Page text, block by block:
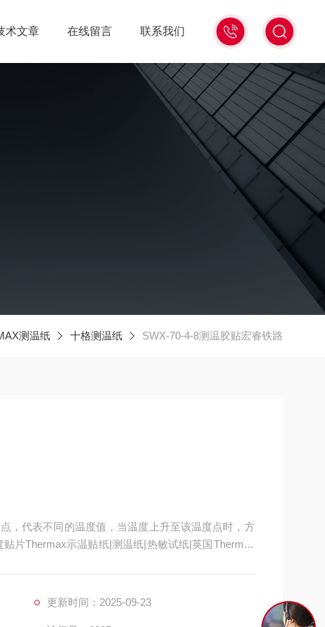
13439477936
术文章 在线留言 联系我们
测温纸 十格测温纸 SWX-70-4-8测温胶贴宏睿铁路
，代表不同的温度值，当温度上升至该温度点时，方
片Thermax示温贴纸|测温纸|热敏试纸|英国Thermax
更新时间：2025-09-23